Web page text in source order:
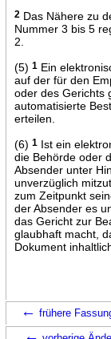
2Das Nähere zu
Nummer 3 bis 5
2.
(5) 1Ein
auf der für den
oder des Gerichts
automatisierte
erteilen.
(6) 1Ist ein
die Behörde oder
Absender unter
unverzüglich
zum Zeitpunkt
der Absender es
das Gericht zur
glaubhaft macht,
Dokument
← frühere
←